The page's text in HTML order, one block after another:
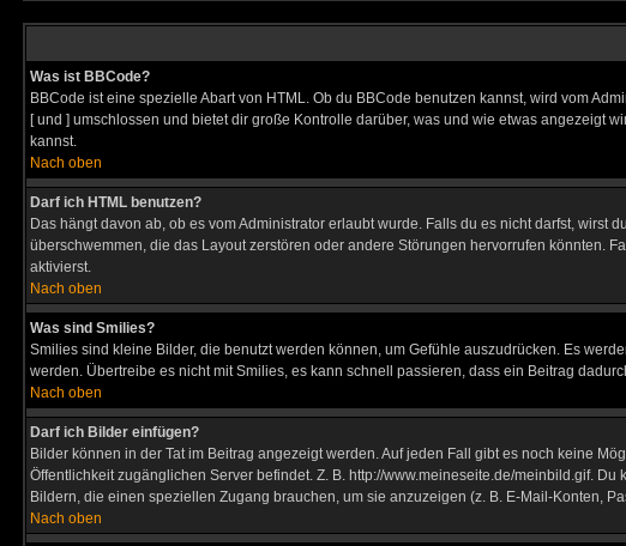
Was ist BBCode?
BBCode ist eine spezielle Abart von HTML. Ob du BBCode benutzen kannst, wird vom
[ und ] umschlossen und bietet dir große Kontrolle darüber, was und wie etwas angezeigt
kannst.
Nach oben
Darf ich HTML benutzen?
Das hängt davon ab, ob es vom Administrator erlaubt wurde. Falls du es nicht darfst, wirst
überschwemmen, die das Layout zerstören oder andere Störungen hervorrufen könnten.
aktivierst.
Nach oben
Was sind Smilies?
Smilies sind kleine Bilder, die benutzt werden können, um Gefühle auszudrücken. Es
werden. Übertreibe es nicht mit Smilies, es kann schnell passieren, dass ein Beitrag
Nach oben
Darf ich Bilder einfügen?
Bilder können in der Tat im Beitrag angezeigt werden. Auf jeden Fall gibt es noch keine
Öffentlichkeit zugänglichen Server befindet. Z. B. http://www.meineseite.de/meinbild.gif.
Bildern, die einen speziellen Zugang brauchen, um sie anzuzeigen (z. B. E-Mail-Konten,
Nach oben